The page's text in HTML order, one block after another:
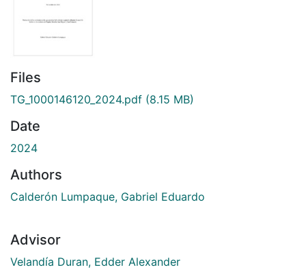
Files
TG_1000146120_2024.pdf (8.15 MB)
Date
2024
Authors
Calderón Lumpaque, Gabriel Eduardo
Advisor
Velandía Duran, Edder Alexander